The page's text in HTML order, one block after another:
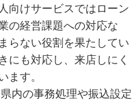
向けサービスではローン
の経営課題への対応な
らない役割を果たしてい
にも対応し、来店しにく
ます。
内の事務処理や振込設定